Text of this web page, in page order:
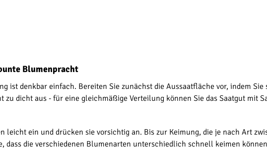
Blumenpracht
ist denkbar einfach. Bereiten Sie zunächst die Aussaatfläche vor, indem
zu dicht aus - für eine gleichmäßige Verteilung können Sie das Saatgut mit
leicht ein und drücken sie vorsichtig an. Bis zur Keimung, die je nach Art
dass die verschiedenen Blumenarten unterschiedlich schnell keimen